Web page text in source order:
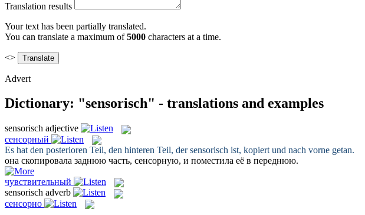
Translation results
Your text has been partially translated.
You can translate a maximum of5000 characters at a time.
<>
Advert
Dictionary: "sensorisch" - translations and examples
sensorisch adjective
сенсорный
Es hat den posterioren Teil, den hinteren Teil, dersensorisch ist, kopiert und nach vorne getan.
она скопировала заднюю часть, сенсорную, и поместила её в переднюю.
чувствительный
sensorisch adverb
сенсорно